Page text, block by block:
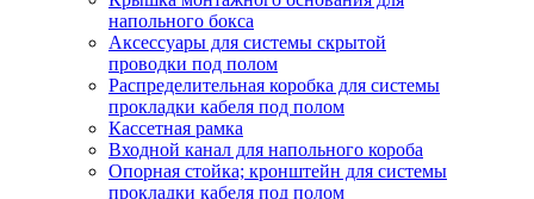
напольного бокса
Аксессуары для системы скрытой
проводки под полом
Распределительная коробка для системы
прокладки кабеля под полом
Кассетная рамка
Входной канал для напольного короба
Опорная стойка; кронштейн для системы
прокладки кабеля под полом